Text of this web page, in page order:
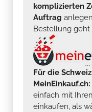
komplizierten
Auftrag
Bestellung
Für die
MeinEinkauf.ch:
einfach mit
einkaufen, als